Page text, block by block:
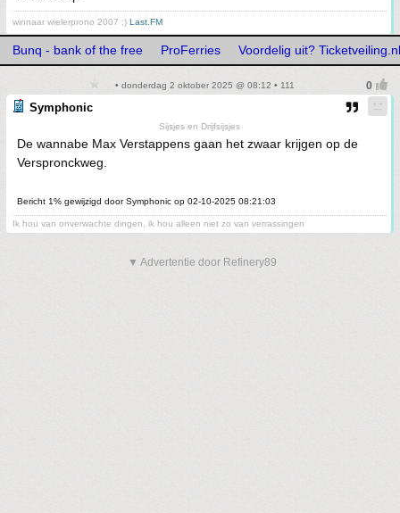
winnaar wielerprono 2007 :) Last.FM
Bunq - bank of the free ProFerries Voordelig uit? Ticketveiling.nl
• donderdag 2 oktober 2025 @ 08:12 • 111
Symphonic
Sijsjes en Drijfsijsjes
De wannabe Max Verstappens gaan het zwaar krijgen op de
Verspronckweg.
Bericht 1% gewijzigd door Symphonic op 02-10-2025 08:21:03
Ik hou van onverwachte dingen, ik hou alleen niet zo van verrassingen
▼ Advertentie door Refinery89